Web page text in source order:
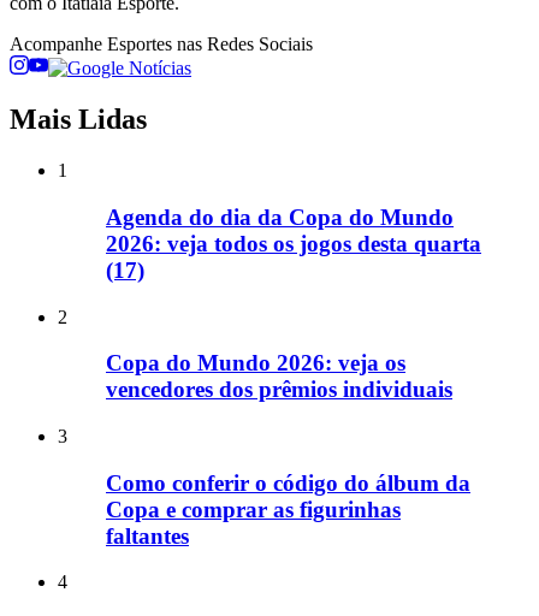
Acompanhe Esportes nas Redes Sociais
Mais Lidas
1
Agenda do dia da Copa do Mundo
2026: veja todos os jogos desta quarta
(17)
2
Copa do Mundo 2026: veja os
vencedores dos prêmios individuais
3
Como conferir o código do álbum da
Copa e comprar as figurinhas
faltantes
4